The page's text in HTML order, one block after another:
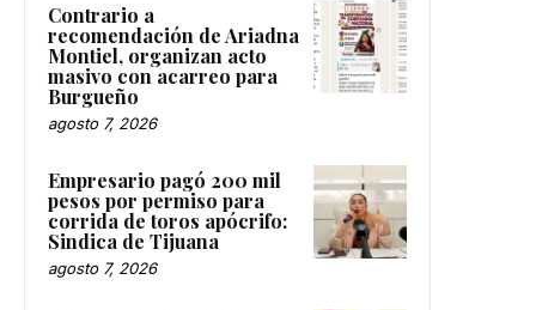
Contrario a
recomendación de Ariadna
Montiel, organizan acto
masivo con acarreo para
Burgueño
agosto 7, 2026
Empresario pagó 200 mil
pesos por permiso para
corrida de toros apócrifo:
Sindica de Tijuana
agosto 7, 2026